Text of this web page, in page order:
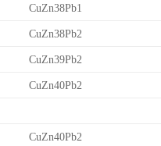
CuZn38Pb1
CuZn38Pb2
CuZn39Pb2
CuZn40Pb2
CuZn40Pb2